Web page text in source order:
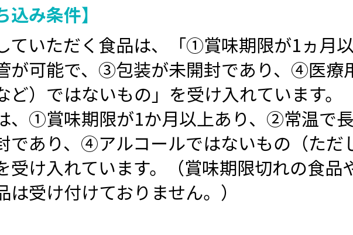
込み条件】
ていただく食品は、「①賞味期限が1ヵ月
が可能で、③包装が未開封であり、④医療
ど）ではないもの」を受け入れています。
、①賞味期限が1か月以上あり、②常温で
であり、④アルコールではないもの（ただ
受け入れています。（賞味期限切れの食品
は受け付けておりません。）